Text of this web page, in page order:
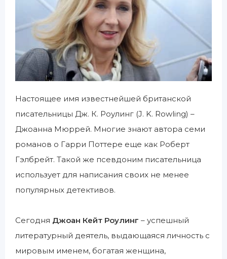
Настоящее имя известнейшей британской
писательницы Дж. К. Роулинг (J. K. Rowling) –
Джоанна Мюррей. Многие знают автора семи
романов о Гарри Поттере еще как Роберт
Гэлбрейт. Такой же псевдоним писательница
использует для написания своих не менее
популярных детективов.
Сегодня Джоан Кейт Роулинг – успешный
литературный деятель, выдающаяся личность с
мировым именем, богатая женщина,